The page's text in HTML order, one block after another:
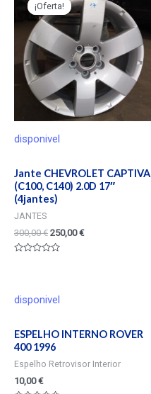
¡Oferta!
disponivel
¡Oferta!
Jante CHEVROLET CAPTIVA
(C100, C140) 2.0D 17″
(4jantes)
JANTES
300,00€ 250,00€
5
disponivel
ESPELHO INTERNO ROVER
400 1996
Espelho Retrovisor Interior
10,00€